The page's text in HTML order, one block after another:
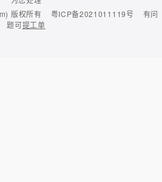
版权所有 粤ICP备2021011119号
有问
题可提工单